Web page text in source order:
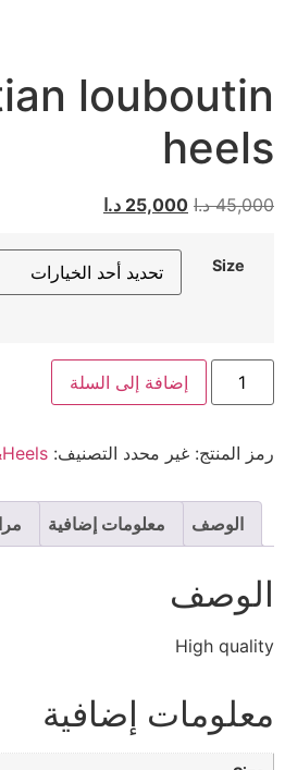
louboutin
heels
45,000 د.ا 25,000 د.ا
Size
إضافة إلى السلة
رمز المنتج: غير محدد التصنيف:
الوصف معلومات إضافية
الوصف
High quality
معلومات إضافية